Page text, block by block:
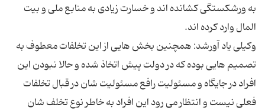
به ورشکستگی کشانده اند و خسارت زیادی به منابع ملی و بیت
وکیلی یاد آورشد: همچنین بخش هایی از این تخلفات معطوف به
تصمیم هایی بوده که در دولت پیش اتخاذ شده و حالا نبودن این
افراد در جایگاه و مسئولیت رافع مسئولیت شان در قبال تخلفات
فعلی نیست و انتظار می رود این افراد به خاطر نوع تخلف شان